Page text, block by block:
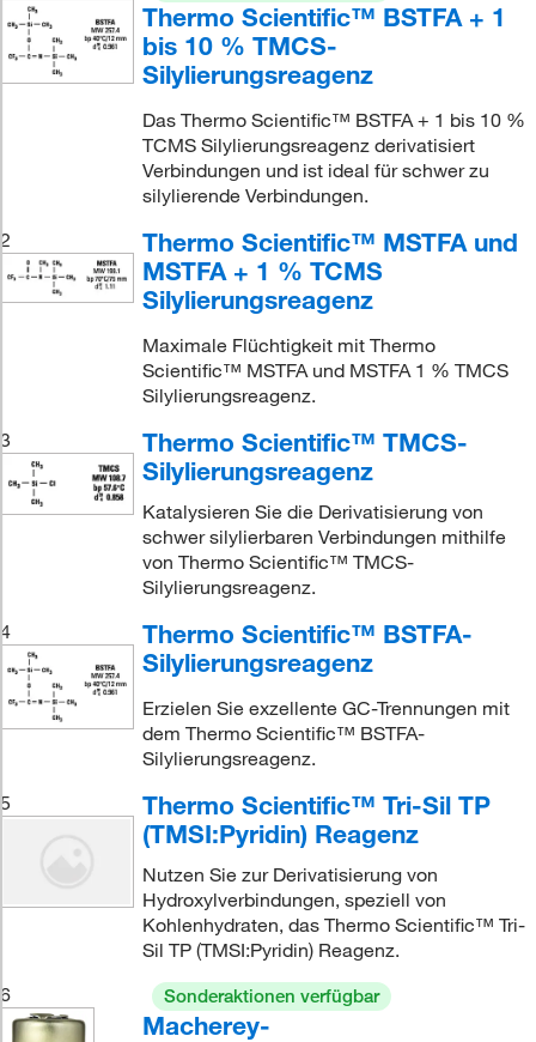
Thermo Scientific™ BSTFA + 1
bis 10 % TMCS-
Silylierungsreagenz
Das Thermo Scientific™ BSTFA + 1 bis 10 %
TCMS Silylierungsreagenz derivatisiert
Verbindungen und ist ideal für schwer zu
silylierende Verbindungen.
2
Thermo Scientific™ MSTFA und
MSTFA + 1 % TCMS
Silylierungsreagenz
Maximale Flüchtigkeit mit Thermo
Scientific™ MSTFA und MSTFA 1 % TMCS
Silylierungsreagenz.
3
Thermo Scientific™ TMCS-
Silylierungsreagenz
Katalysieren Sie die Derivatisierung von
schwer silylierbaren Verbindungen mithilfe
von Thermo Scientific™ TMCS-
Silylierungsreagenz.
4
Thermo Scientific™ BSTFA-
Silylierungsreagenz
Erzielen Sie exzellente GC-Trennungen mit
dem Thermo Scientific™ BSTFA-
Silylierungsreagenz.
5
Thermo Scientific™ Tri-Sil TP
(TMSI:Pyridin) Reagenz
Nutzen Sie zur Derivatisierung von
Hydroxylverbindungen, speziell von
Kohlenhydraten, das Thermo Scientific™ Tri-
Sil TP (TMSI:Pyridin) Reagenz.
6
Sonderaktionen verfügbar
Macherey-